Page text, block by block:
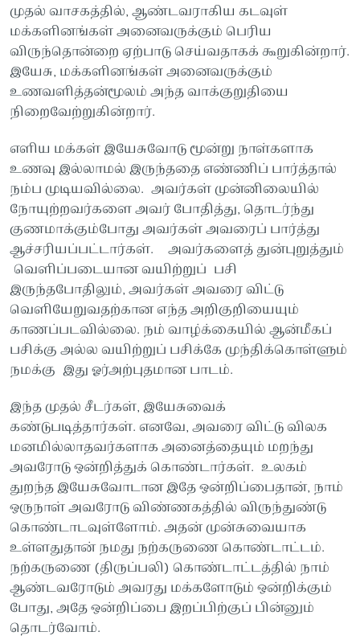
முதல் வாசகத்தில், ஆண்டவராகிய கடவுள்
மக்களினங்கள் அனைவருக்கும் பெரிய
விருந்தொன்றை ஏற்பாடு செய்வதாகக் கூறுகின்றார்.
இயேசு, மக்களினங்கள் அனைவருக்கும்
உணவளித்தன்மூலம் அந்த வாக்குறுதியை
நிறைவேற்றுகின்றார்.
எளிய மக்கள் இயேசுவோடு மூன்று நாள்களாக
உணவு இல்லாமல் இருந்ததை எண்ணிப் பார்த்தால்
நம்ப முடியவில்லை. அவர்கள் முன்னிலையில்
நோயுற்றவர்களை அவர் போதித்து, தொடர்ந்து
குணமாக்கும்போது அவர்கள் அவரைப் பார்த்து
ஆச்சரியப்பட்டார்கள். அவர்களைத் துன்புறுத்தும்
வெளிப்படையான வயிற்றுப் பசி
இருந்தபோதிலும், அவர்கள் அவரை விட்டு
வெளியேறுவதற்கான எந்த அறிகுறியையும்
காணப்படவில்லை. நம் வாழ்க்கையில் ஆன்மீகப்
பசிக்கு அல்ல வயிற்றுப் பசிக்கே முந்திக்கொள்ளும்
நமக்கு இது ஓர்அற்புதமான பாடம்.
இந்த முதல் சீடர்கள், இயேசுவைக்
கண்டுபடித்தார்கள். எனவே, அவரை விட்டு விலக
மனமில்லாதவர்களாக அனைத்தையும் மறந்து
அவரோடு ஒன்றித்துக் கொண்டார்கள். உலகம்
துறந்த இயேசுவோடான இதே ஒன்றிப்பைதான், நாம்
ஒருநாள் அவரோடு விண்ணகத்தில் விருந்துண்டு
கொண்டாடவுள்ளோம். அதன் முன்சுவையாக
உள்ளதுதான் நமது நற்கருணை கொண்டாட்டம்.
நற்கருணை (திருப்பலி) கொண்டாட்டத்தில் நாம்
ஆண்டவரோடும் அவரது மக்களோடும் ஒன்றிக்கும்
போது, அதே ஒன்றிப்பை இறப்பிற்குப் பின்னும்
தொடர்வோம்.